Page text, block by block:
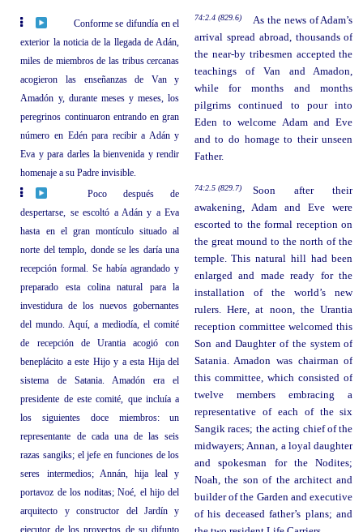
Conforme se difundía en el
exterior la noticia de la llegada de Adán,
miles de miembros de las tribus cercanas
acogieron las enseñanzas de Van y
Amadón y, durante meses y meses, los
peregrinos continuaron entrando en gran
número en Edén para recibir a Adán y
Eva y para darles la bienvenida y rendir
homenaje a su Padre invisible.
74:2.4 (829.6)
As the news of Adam’s
arrival spread abroad, thousands of
the near-by tribesmen accepted the
teachings of Van and Amadon,
while for months and months
pilgrims continued to pour into
Eden to welcome Adam and Eve
and to do homage to their unseen
Father.
Poco después de
despertarse, se escoltó a Adán y a Eva
hasta en el gran montículo situado al
norte del templo, donde se les daría una
recepción formal. Se había agrandado y
preparado esta colina natural para la
investidura de los nuevos gobernantes
del mundo. Aquí, a mediodía, el comité
de recepción de Urantia acogió con
beneplácito a este Hijo y a esta Hija del
sistema de Satania. Amadón era el
presidente de este comité, que incluía a
los siguientes doce miembros: un
representante de cada una de las seis
razas sangiks; el jefe en funciones de los
seres intermedios; Annán, hija leal y
portavoz de los noditas; Noé, el hijo del
arquitecto y constructor del Jardín y
ejecutor de los proyectos de su difunto
74:2.5 (829.7)
Soon after their
awakening, Adam and Eve were
escorted to the formal reception on
the great mound to the north of the
temple. This natural hill had been
enlarged and made ready for the
installation of the world’s new
rulers. Here, at noon, the Urantia
reception committee welcomed this
Son and Daughter of the system of
Satania. Amadon was chairman of
this committee, which consisted of
twelve members embracing a
representative of each of the six
Sangik races; the acting chief of the
midwayers; Annan, a loyal daughter
and spokesman for the Nodites;
Noah, the son of the architect and
builder of the Garden and executive
of his deceased father’s plans; and